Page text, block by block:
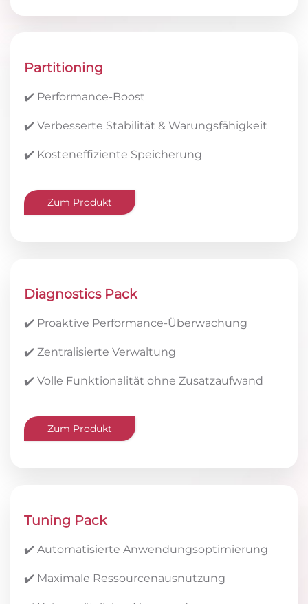
Partitioning
✔️ Performance-Boost
✔️ Verbesserte Stabilität & Warungsfähigkeit
✔️ Kosteneffiziente Speicherung
Zum Produkt
Diagnostics Pack
✔️ Proaktive Performance-Überwachung
✔️ Zentralisierte Verwaltung
✔️ Volle Funktionalität ohne Zusatzaufwand
Zum Produkt
Tuning Pack
✔️ Automatisierte Anwendungsoptimierung
✔️ Maximale Ressourcenausnutzung